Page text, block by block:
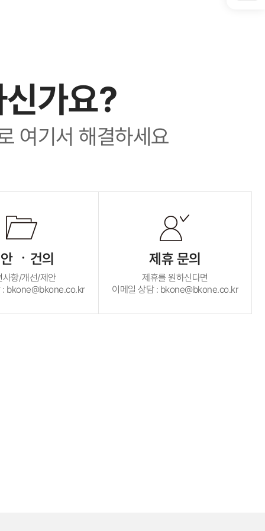
가요?
여기서 해결하세요
ㆍ건의
사항/개선/제안
: bkone@bkone.co.kr
제휴 문의
제휴를 원하신다면
이메일 상담 : bkone@bkone.co.kr